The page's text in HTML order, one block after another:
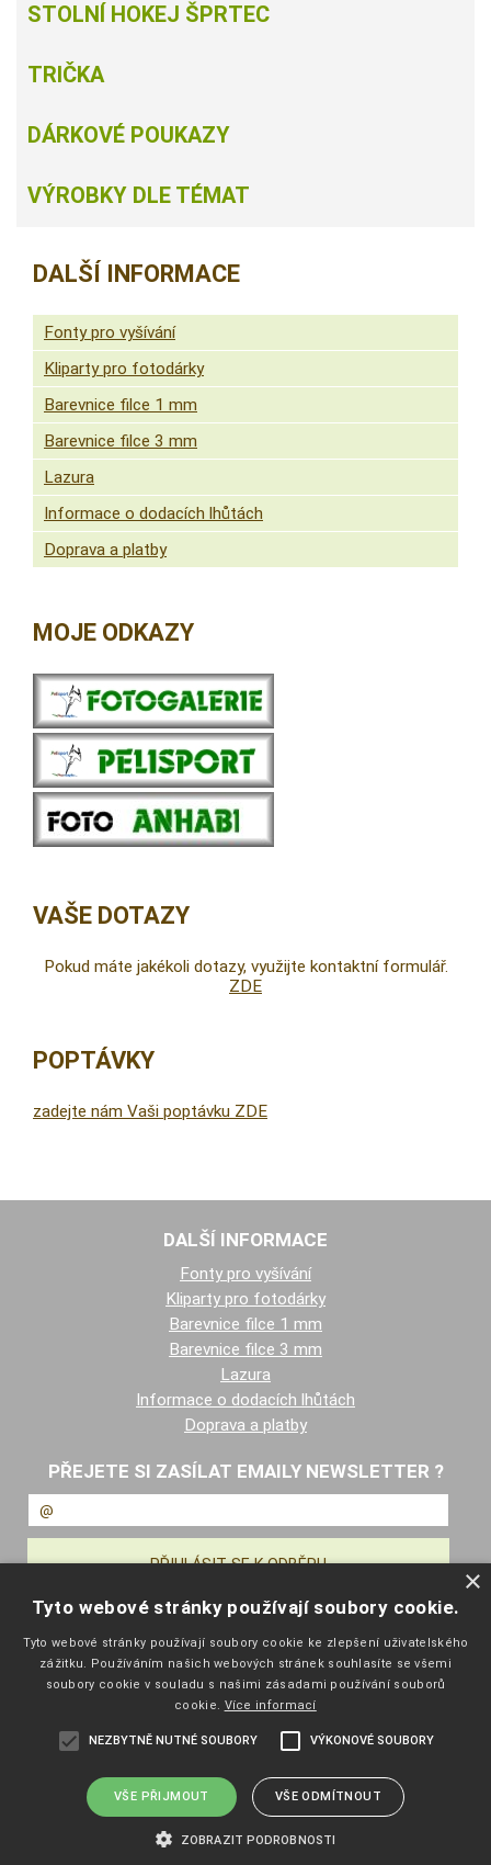
STOLNÍ HOKEJ ŠPRTEC
TRIČKA
DÁRKOVÉ POUKAZY
VÝROBKY DLE TÉMAT
DALŠÍ INFORMACE
Fonty pro vyšívání
Kliparty pro fotodárky
Barevnice filce 1 mm
Barevnice filce 3 mm
Lazura
Informace o dodacích lhůtách
Doprava a platby
MOJE ODKAZY
VAŠE DOTAZY
Pokud máte jakékoli dotazy, využijte kontaktní formulář.
ZDE
POPTÁVKY
zadejte nám Vaši poptávku ZDE
DALŠÍ INFORMACE
Fonty pro vyšívání
Kliparty pro fotodárky
Barevnice filce 1 mm
Barevnice filce 3 mm
Lazura
Informace o dodacích lhůtách
Doprava a platby
PŘEJETE SI ZASÍLAT EMAILY NEWSLETTER ?
NAVIGACE
Úvodní strana
Katalog zboží
Obchodní podmínky
Odstoupení od smlouvy
eshop.pelisport.cz,provozováno na systému
×
Tyto webové stránky používají soubory cookie.
Tyto webové stránky používají soubory cookie ke zlepšení uživatelského
zážitku. Používáním našich webových stránek souhlasíte se všemi
soubory cookie v souladu s našimi zásadami používání souborů
cookie. Více informací
NEZBYTNĚ NUTNÉ SOUBORY VÝKONOVÉ SOUBORY
VŠE PŘIJMOUT VŠE ODMÍTNOUT
ZOBRAZIT PODROBNOSTI